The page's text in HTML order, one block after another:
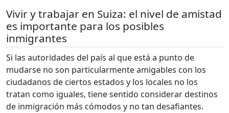
Vivir y trabajar en Suiza: el nivel de amistad
es importante para los posibles
inmigrantes
Si las autoridades del país al que está a punto de
mudarse no son particularmente amigables con los
ciudadanos de ciertos estados y los locales no los
tratan como iguales, tiene sentido considerar destinos
de inmigración más cómodos y no tan desafiantes.